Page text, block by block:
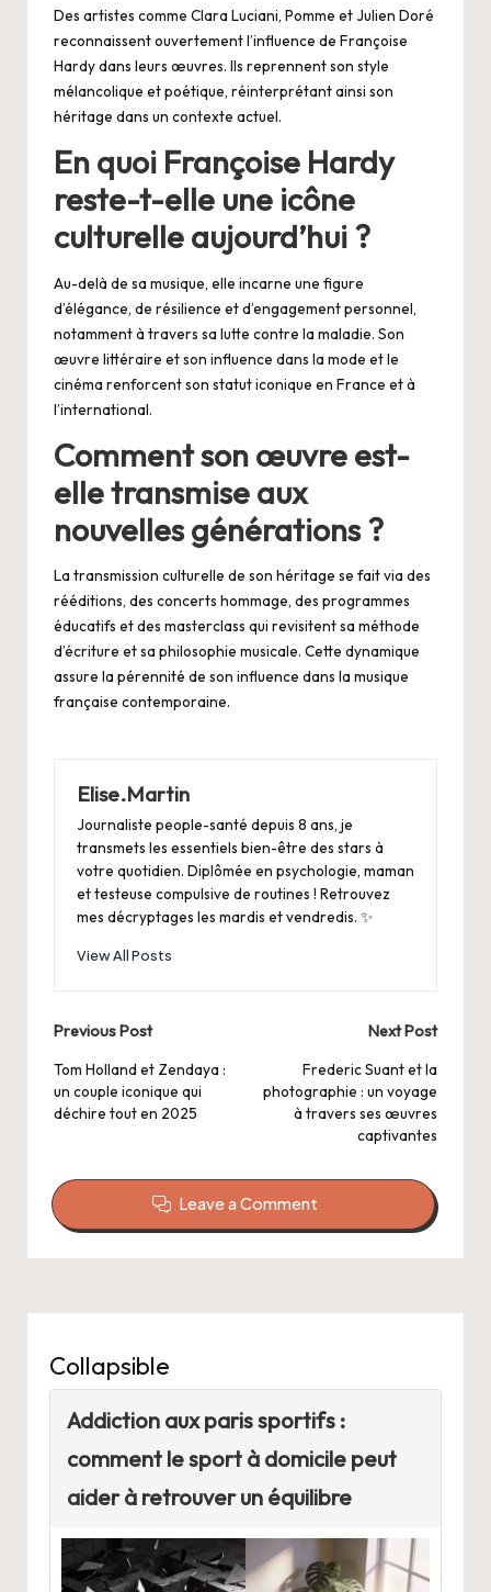
Des artistes comme Clara Luciani, Pomme et Julien Doré
reconnaissent ouvertement l’influence de Françoise
Hardy dans leurs œuvres. Ils reprennent son style
mélancolique et poétique, réinterprétant ainsi son
héritage dans un contexte actuel.
En quoi Françoise Hardy
reste-t-elle une icône
culturelle aujourd’hui ?
Au-delà de sa musique, elle incarne une figure
d’élégance, de résilience et d’engagement personnel,
notamment à travers sa lutte contre la maladie. Son
œuvre littéraire et son influence dans la mode et le
cinéma renforcent son statut iconique en France et à
l’international.
Comment son œuvre est-
elle transmise aux
nouvelles générations ?
La transmission culturelle de son héritage se fait via des
rééditions, des concerts hommage, des programmes
éducatifs et des masterclass qui revisitent sa méthode
d’écriture et sa philosophie musicale. Cette dynamique
assure la pérennité de son influence dans la musique
française contemporaine.
Elise.Martin
Journaliste people-santé depuis 8 ans, je
transmets les essentiels bien-être des stars à
votre quotidien. Diplômée en psychologie, maman
et testeuse compulsive de routines ! Retrouvez
mes décryptages les mardis et vendredis. ✨
View All Posts
Post
navigation
Previous Post
Tom Holland et Zendaya :
un couple iconique qui
déchire tout en 2025
Next Post
Frederic Suant et la
photographie : un voyage
à travers ses œuvres
captivantes
Leave a Comment
Collapsible
Addiction aux paris sportifs :
comment le sport à domicile peut
aider à retrouver un équilibre